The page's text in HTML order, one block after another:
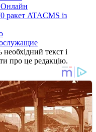
Онлайн
ракет ATACMS із
текст і
про це редакцію.